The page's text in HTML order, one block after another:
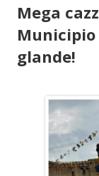
Mega
Municipio
glande!